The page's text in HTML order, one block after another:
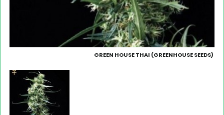
GREEN HOUSE THAI (GREENHOUSE SEEDS)